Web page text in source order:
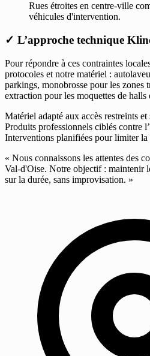
Rues étroites en centre-ville
véhicules d'intervention.
✓ L’approche technique
Pour répondre à ces contraintes
protocoles et notre matériel :
parkings, monobrosse pour les zones
extraction pour les moquettes de halls
Matériel adapté aux accès restreints et
Produits professionnels ciblés contre
Interventions planifiées pour limiter la
« Nous connaissons les attentes des
Val-d'Oise. Notre objectif : maintenir
sur la durée, sans improvisation. »